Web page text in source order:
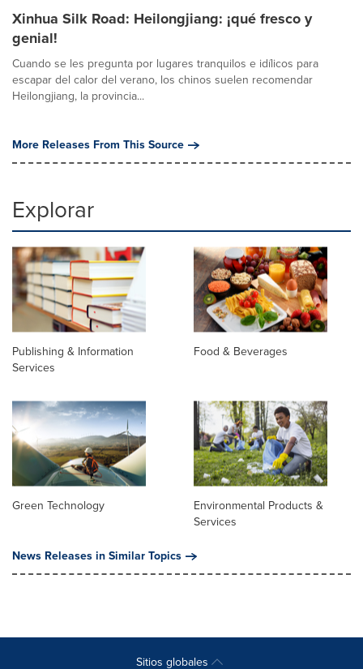
Xinhua Silk Road: Heilongjiang: ¡qué fresco y
genial!
Cuando se les pregunta por lugares tranquilos e idílicos para
escapar del calor del verano, los chinos suelen recomendar
Heilongjiang, la provincia...
More Releases From This Source
Explorar
Publishing & Information
Services
Food & Beverages
Green Technology
Environmental Products &
Services
News Releases in Similar Topics
Sitios globales